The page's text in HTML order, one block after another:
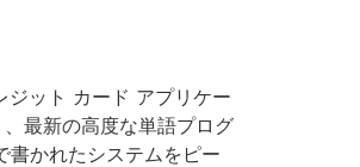
ット カード アプリケー
最新の高度な単語プログ
書かれたシステムをピー